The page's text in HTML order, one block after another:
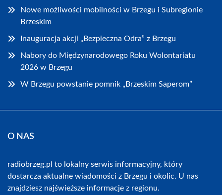
Nowe możliwości mobilności w Brzegu i Subregionie
Brzeskim
Inauguracja akcji „Bezpieczna Odra” z Brzegu
Nabory do Międzynarodowego Roku Wolontariatu
2026 w Brzegu
W Brzegu powstanie pomnik „Brzeskim Saperom”
O NAS
radiobrzeg.pl to lokalny serwis informacyjny, który
dostarcza aktualne wiadomości z Brzegu i okolic. U nas
znajdziesz najświeższe informacje z regionu.